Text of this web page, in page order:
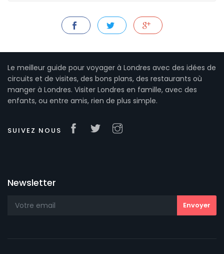
Le meilleur guide pour voyager à Londres avec des idées de
circuits et de visites, des bons plans, des restaurants où
manger à Londres. Visiter Londres en famille, avec des
enfants, ou entre amis, rien de plus simple.
SUIVEZ NOUS
Newsletter